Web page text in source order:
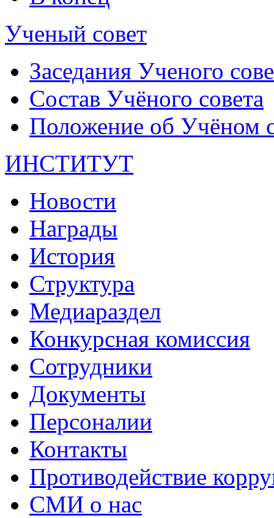
Ученый совет
Заседания Ученого
Состав Учёного совета
Положение об Учёном
ИНСТИТУТ
Новости
Награды
История
Структура
Медиараздел
Конкурсная комиссия
Сотрудники
Документы
Персоналии
Контакты
Противодействие
СМИ о нас